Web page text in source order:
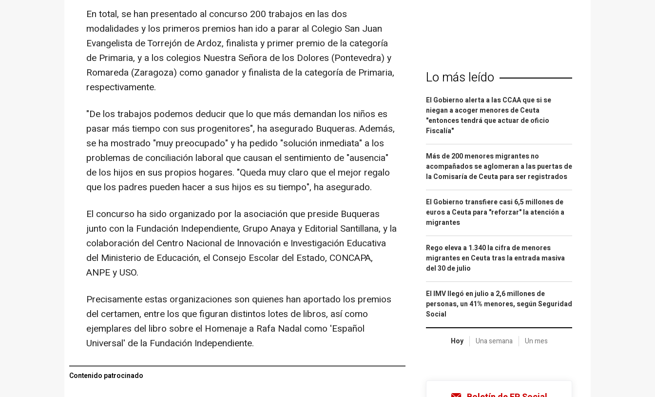
En total, se han presentado al concurso 200 trabajos en las dos
modalidades y los primeros premios han ido a parar al Colegio San Juan
Evangelista de Torrejón de Ardoz, finalista y primer premio de la categoría
de Primaria, y a los colegios Nuestra Señora de los Dolores (Pontevedra) y
Romareda (Zaragoza) como ganador y finalista de la categoría de Primaria,
respectivamente.
"De los trabajos podemos deducir que lo que más demandan los niños es
pasar más tiempo con sus progenitores", ha asegurado Buqueras. Además,
se ha mostrado "muy preocupado" y ha pedido "solución inmediata" a los
problemas de conciliación laboral que causan el sentimiento de "ausencia"
de los hijos en sus propios hogares. "Queda muy claro que el mejor regalo
que los padres pueden hacer a sus hijos es su tiempo", ha asegurado.
El concurso ha sido organizado por la asociación que preside Buqueras
junto con la Fundación Independiente, Grupo Anaya y Editorial Santillana, y la
colaboración del Centro Nacional de Innovación e Investigación Educativa
del Ministerio de Educación, el Consejo Escolar del Estado, CONCAPA,
ANPE y USO.
Precisamente estas organizaciones son quienes han aportado los premios
del certamen, entre los que figuran distintos lotes de libros, así como
ejemplares del libro sobre el Homenaje a Rafa Nadal como 'Español
Universal' de la Fundación Independiente.
Contenido patrocinado
Lo más leído
El Gobierno alerta a las CCAA que si se
niegan a acoger menores de Ceuta
"entonces tendrá que actuar de oficio
Fiscalía"
Más de 200 menores migrantes no
acompañados se aglomeran a las puertas de
la Comisaría de Ceuta para ser registrados
El Gobierno transfiere casi 6,5 millones de
euros a Ceuta para "reforzar" la atención a
migrantes
Rego eleva a 1.340 la cifra de menores
migrantes en Ceuta tras la entrada masiva
del 30 de julio
El IMV llegó en julio a 2,6 millones de
personas, un 41% menores, según Seguridad
Social
Hoy Una semana Un mes